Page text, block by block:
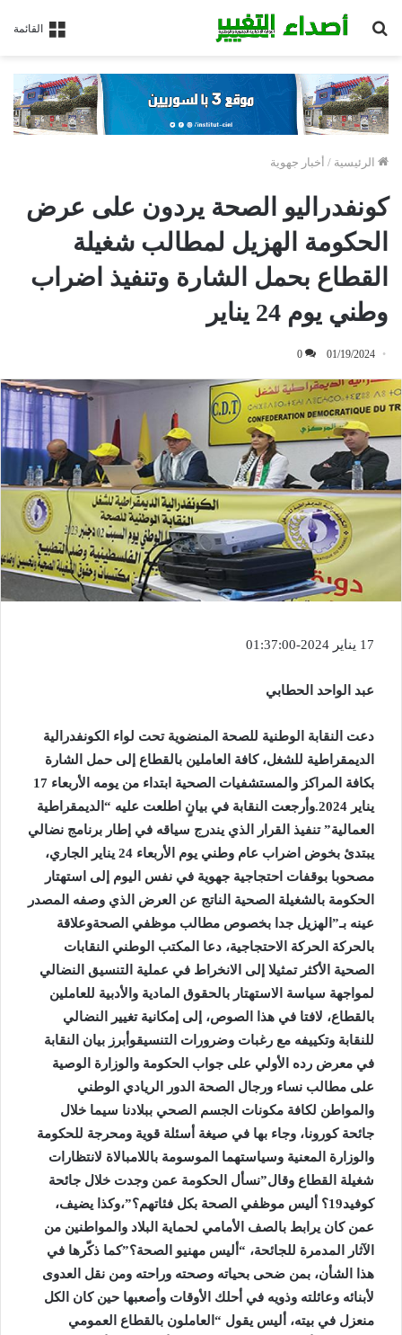
القائمة
الرئيسية / أخبار جهوية
كونفدراليو الصحة يردون على عرض
الحكومة الهزيل لمطالب شغيلة
القطاع بحمل الشارة وتنفيذ اضراب
وطني يوم 24 يناير
01/19/2024
0
17 يناير 2024-01:37:00
عبد الواحد الحطابي
دعت النقابة الوطنية للصحة المنضوية تحت لواء الكونفدرالية
الديمقراطية للشغل، كافة العاملين بالقطاع إلى حمل الشارة
بكافة المراكز والمستشفيات الصحية ابتداء من يومه الأربعاء 17
يناير 2024.وأرجعت النقابة في بيانٍ اطلعت عليه “الديمقراطية
العمالية” تنفيذ القرار الذي يندرج سياقه في إطار برنامج نضالي
يبتدئ بخوض اضراب عام وطني يوم الأربعاء 24 يناير الجاري،
مصحوبا بوقفات احتجاجية جهوية في نفس اليوم إلى استهتار
الحكومة بالشغيلة الصحية الناتج عن العرض الذي وصفه المصدر
عينه بـ”الهزيل جدا بخصوص مطالب موظفي الصحةوعلاقة
بالحركة الحركة الاحتجاجية، دعا المكتب الوطني النقابات
الصحية الأكثر تمثيلا إلى الانخراط في عملية التنسيق النضالي
لمواجهة سياسة الاستهتار بالحقوق المادية والأدبية للعاملين
بالقطاع، لافتا في هذا الصوص، إلى إمكانية تغيير النضالي
للنقابة وتكييفه مع رغبات وضرورات التنسيقوأبرز بيان النقابة
في معرض رده الأولي على جواب الحكومة والوزارة الوصية
على مطالب نساء ورجال الصحة الدور الريادي الوطني
والمواطن لكافة مكونات الجسم الصحي ببلادنا سيما خلال
جائحة كورونا، وجاء بها في صيغة أسئلة قوية ومحرجة للحكومة
والوزارة المعنية وسياستهما الموسومة باللامبالاة لانتظارات
شغيلة القطاع وقال”نسأل الحكومة عمن وجدت خلال جائحة
كوفيد19؟ أليس موظفي الصحة بكل فئاتهم؟”،وكذا يضيف،
عمن كان يرابط بالصف الأمامي لحماية البلاد والمواطنين من
الآثار المدمرة للجائحة، “أليس مهنيو الصحة؟”كما ذكّرها في
هذا الشأن، بمن ضحى بحياته وصحته وراحته ومن نقل العدوى
لأبنائه وعائلته وذويه في أحلك الأوقات وأصعبها حين كان الكل
منعزل في بيته، أليس يقول “العاملون بالقطاع العمومي